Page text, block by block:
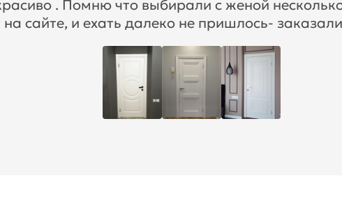
. Помню что выбирали с женой
сайте, и ехать далеко не пришлось-